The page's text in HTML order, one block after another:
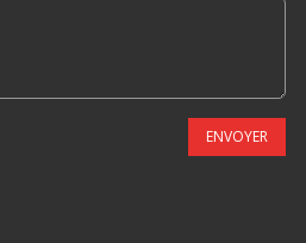
ENVOYER